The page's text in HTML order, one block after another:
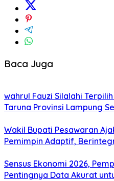
Baca Juga
wahrul Fauzi Silalahi
Taruna Provinsi Lampung
Wakil Bupati Pesawaran
Pemimpin Adaptif,
Sensus Ekonomi 2026,
Pentingnya Data Akurat